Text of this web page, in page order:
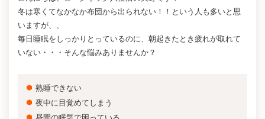
冬は寒くてなかなか布団から出られない！！という人も多いと思
いますが、、
毎日睡眠をしっかりとっているのに、 朝起きたとき疲れが取れて
いない・・・そんな悩みありませんか？
熟睡できない
夜中に目覚めてしまう